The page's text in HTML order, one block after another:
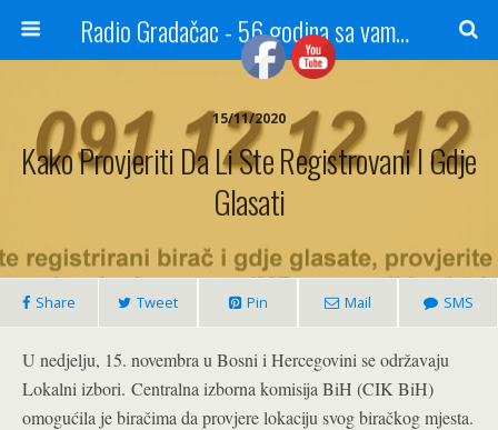
Radio Gradačac - 56 godina sa vama...
15/11/2020
Kako Provjeriti Da Li Ste Registrovani I Gdje
Glasati
Share Tweet Pin Mail SMS
U nedjelju, 15. novembra u Bosni i Hercegovini se održavaju
Lokalni izbori. Centralna izborna komisija BiH (CIK BiH)
omogućila je biračima da provjere lokaciju svog biračkog mjesta.